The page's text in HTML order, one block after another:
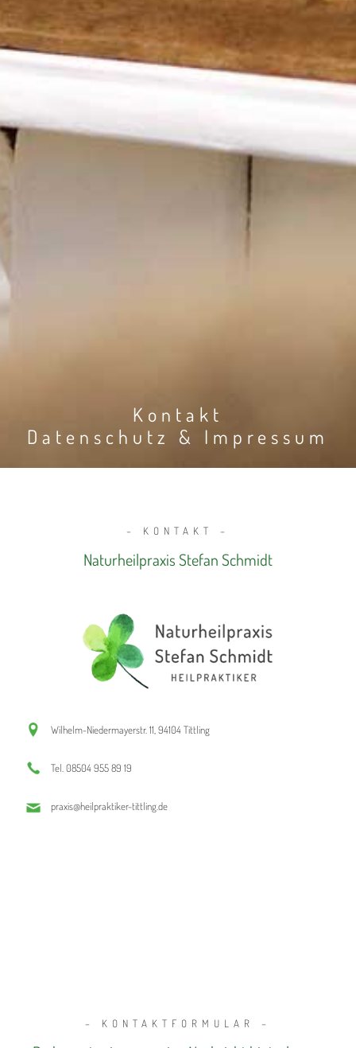
Kontakt
Datenschutz & Impressum
– KONTAKT –
Naturheilpraxis Stefan Schmidt
Wilhelm-Niedermayerstr. 11, 94104 Tittling
Tel. 08504 955 89 19
praxis@heilpraktiker-tittling.de
– KONTAKTFORMULAR –